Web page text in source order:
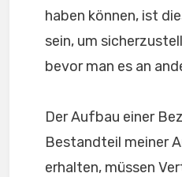
haben können, ist
sein, um
bevor man es an
Der Aufbau einer
Bestandteil meiner
erhalten, müssen